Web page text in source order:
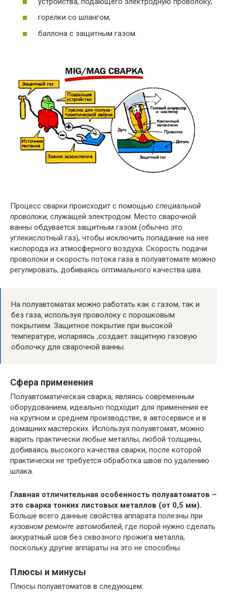
горелки со шлангом;
баллона с защитным газом.
Процесс сварки происходит с помощью специальной
проволоки, служащей электродом. Место сварочной
ванны обдувается защитным газом (обычно это
углекислотный газ), чтобы исключить попадание на нее
кислорода из атмосферного воздуха. Скорость подачи
проволоки и скорость потока газа в полуавтомате можно
регулировать, добиваясь оптимального качества шва.
На полуавтоматах можно работать как с газом, так и
без газа, используя проволоку с порошковым
покрытием. Защитное покрытие при высокой
температуре, испаряясь ,создает защитную газовую
оболочку для сварочной ванны.
Сфера применения
Полуавтоматическая сварка, являясь современным
оборудованием, идеально подходит для применения ее
на крупном и среднем производстве, в автосервисе и в
домашних мастерских. Используя полуавтомат, можно
варить практически любые металлы, любой толщины,
добиваясь высокого качества сварки, после которой
практически не требуется обработка швов по удалению
шлака.
Главная отличительная особенность полуавтоматов –
это сварка тонких листовых металлов (от 0,5 мм).
Больше всего данные свойства аппарата полезны при
кузовном ремонте автомобилей, где порой нужно сделать
аккуратный шов без сквозного прожига металла,
поскольку другие аппараты на это не способны.
Плюсы и минусы
Плюсы полуавтоматов в следующем: